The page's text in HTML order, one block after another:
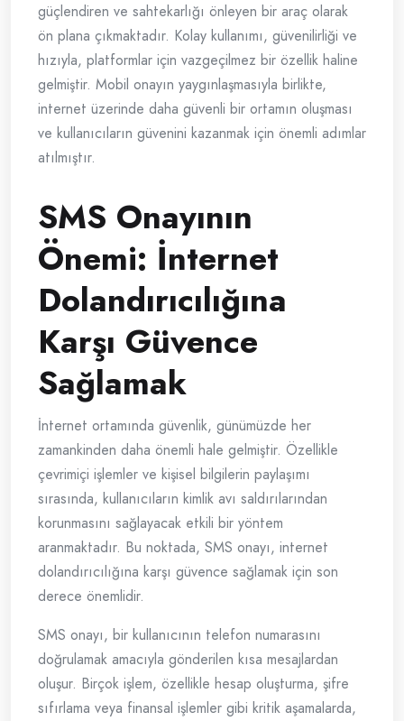
güçlendiren ve sahtekarlığı önleyen bir araç olarak
ön plana çıkmaktadır. Kolay kullanımı, güvenilirliği ve
hızıyla, platformlar için vazgeçilmez bir özellik haline
gelmiştir. Mobil onayın yaygınlaşmasıyla birlikte,
internet üzerinde daha güvenli bir ortamın oluşması
ve kullanıcıların güvenini kazanmak için önemli adımlar
atılmıştır.
SMS Onayının
Önemi: İnternet
Dolandırıcılığına
Karşı Güvence
Sağlamak
İnternet ortamında güvenlik, günümüzde her
zamankinden daha önemli hale gelmiştir. Özellikle
çevrimiçi işlemler ve kişisel bilgilerin paylaşımı
sırasında, kullanıcıların kimlik avı saldırılarından
korunmasını sağlayacak etkili bir yöntem
aranmaktadır. Bu noktada, SMS onayı, internet
dolandırıcılığına karşı güvence sağlamak için son
derece önemlidir.
SMS onayı, bir kullanıcının telefon numarasını
doğrulamak amacıyla gönderilen kısa mesajlardan
oluşur. Birçok işlem, özellikle hesap oluşturma, şifre
sıfırlama veya finansal işlemler gibi kritik aşamalarda,